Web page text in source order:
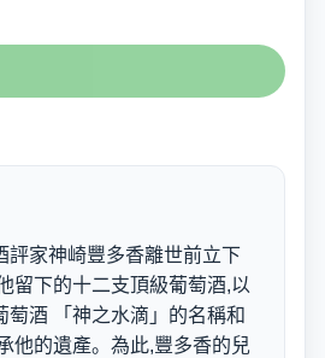
評家神崎豐多香離世前立下
留下的十二支頂級葡萄酒,以
萄酒 「神之水滴」的名稱和
他的遺產。為此,豐多香的兒